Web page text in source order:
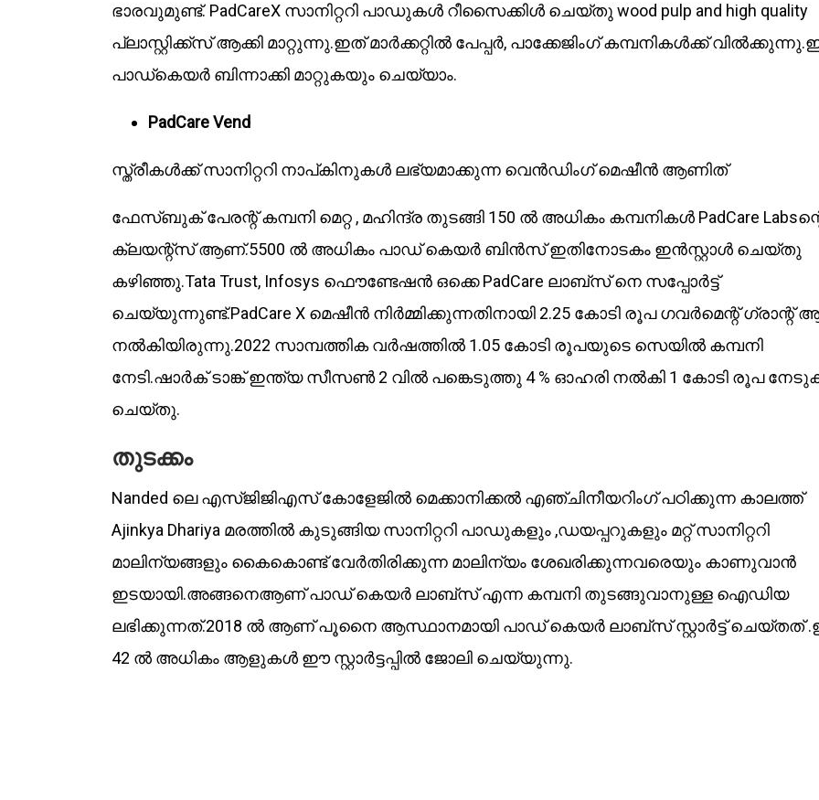
ഭാരവുമുണ്ട്. PadCareX സാനിറ്ററി പാഡുകൾ റീസൈക്കിൾ ചെയ്തു wood pulp and high quality
പ്ലാസ്റ്റിക്ക്സ് ആക്കി മാറ്റുന്നു.ഇത് മാർക്കറ്റിൽ പേപ്പർ, പാക്കേജിംഗ് കമ്പനികൾക്ക്
പാഡ്‌കെയർ ബിന്നാക്കി മാറ്റുകയും ചെയ്യാം.
PadCare Vend
സ്ത്രീകൾക്ക് സാനിറ്ററി നാപ്കിനുകൾ ലഭ്യമാക്കുന്ന വെൻഡിംഗ് മെഷീൻ ആണിത്
ഫേസ്ബുക് പേരന്റ് കമ്പനി മെറ്റ , മഹിന്ദ്ര തുടങ്ങി 150 ൽ അധികം കമ്പനികൾ PadCare
ക്ലയന്റ്സ് ആണ്.5500 ൽ അധികം പാഡ് കെയർ ബിൻസ് ഇതിനോടകം ഇൻസ്റ്റാൾ ചെയ്തു
കഴിഞ്ഞു.Tata Trust, Infosys ഫൌണ്ടേഷൻ ഒക്കെ PadCare ലാബ്‌സ് നെ സപ്പോർട്ട്
ചെയ്യുന്നുണ്ട്.PadCare X മെഷീൻ നിർമ്മിക്കുന്നതിനായി 2.25 കോടി രൂപ ഗവർമെന്റ് ഗ്രാന്റ്
നൽകിയിരുന്നു.2022 സാമ്പത്തിക വർഷത്തിൽ 1.05 കോടി രൂപയുടെ സെയിൽ കമ്പനി
നേടി.ഷാർക്‌ ടാങ്ക് ഇന്ത്യ സീസൺ 2 വിൽ പങ്കെടുത്തു 4 % ഓഹരി നൽകി 1 കോടി രൂപ
ചെയ്തു.
തുടക്കം
Nanded ലെ എസ്‌ജിജിഎസ് കോളേജിൽ മെക്കാനിക്കൽ എഞ്ചിനീയറിംഗ് പഠിക്കുന്ന കാലത്ത്
Ajinkya Dhariya മരത്തിൽ കുടുങ്ങിയ സാനിറ്ററി പാഡുകളും ,ഡയപ്പറുകളും മറ്റ് സാനിറ്ററി
മാലിന്യങ്ങളും കൈകൊണ്ട് വേർതിരിക്കുന്ന മാലിന്യം ശേഖരിക്കുന്നവരെയും കാണുവാൻ
ഇടയായി.അങ്ങനെആണ് പാഡ് കെയർ ലാബ്സ് എന്ന കമ്പനി തുടങ്ങുവാനുള്ള ഐഡിയ
ലഭിക്കുന്നത്.2018 ൽ ആണ് പൂനൈ ആസ്ഥാനമായി പാഡ് കെയർ ലാബ്സ് സ്റ്റാർട്ട് ചെയ്തത്
42 ൽ അധികം ആളുകൾ ഈ സ്റ്റാർട്ടപ്പിൽ ജോലി ചെയ്യുന്നു.